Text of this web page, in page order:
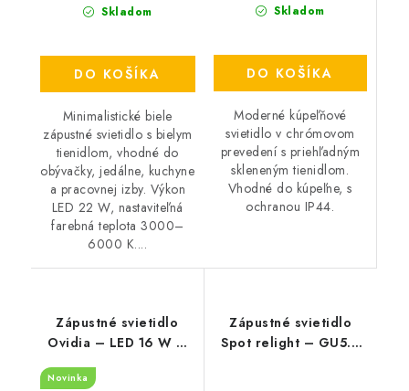
Skladom
DO KOŠÍKA
Minimalistické biele
zápustné svietidlo s bielym
tienidlom, vhodné do
obývačky, jedálne, kuchyne
a pracovnej izby. Výkon
LED 22 W, nastaviteľná
farebná teplota 3000–
6000 K....
Skladom
DO KOŠÍKA
Moderné kúpeľňové
svietidlo v chrómovom
prevedení s priehľadným
skleneným tienidlom.
Vhodné do kúpeľne, s
ochranou IP44.
Zápustné svietidlo
Ovidia – LED 16 W –
3000 K – IP20
Novinka
Zápustné svietidlo
Spot relight – GU5.3